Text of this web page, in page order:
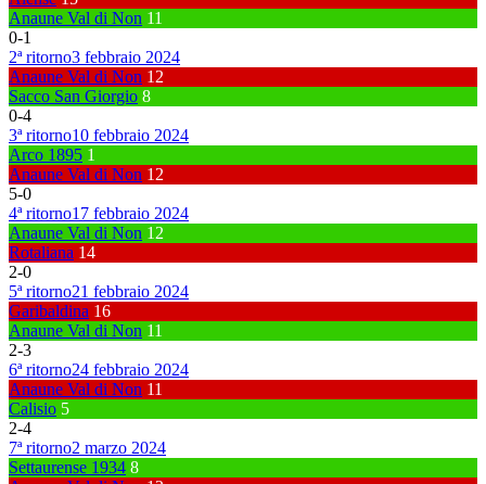
Anaune Val di Non 11
0-1
2ª ritorno3 febbraio 2024
Anaune Val di Non 12
Sacco San Giorgio 8
0-4
3ª ritorno10 febbraio 2024
Arco 1895 1
Anaune Val di Non 12
5-0
4ª ritorno17 febbraio 2024
Anaune Val di Non 12
Rotaliana 14
2-0
5ª ritorno21 febbraio 2024
Garibaldina 16
Anaune Val di Non 11
2-3
6ª ritorno24 febbraio 2024
Anaune Val di Non 11
Calisio 5
2-4
7ª ritorno2 marzo 2024
Settaurense 1934 8